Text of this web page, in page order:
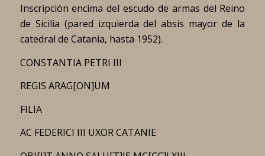
Inscripción encima del escudo de armas del Reino
de Sicilia (pared izquierda del absis mayor de la
catedral de Catania, hasta 1952).
CONSTANTIA PETRI III
REGIS ARAG[ON]UM
FILIA
AC FEDERICI III UXOR CATANIE